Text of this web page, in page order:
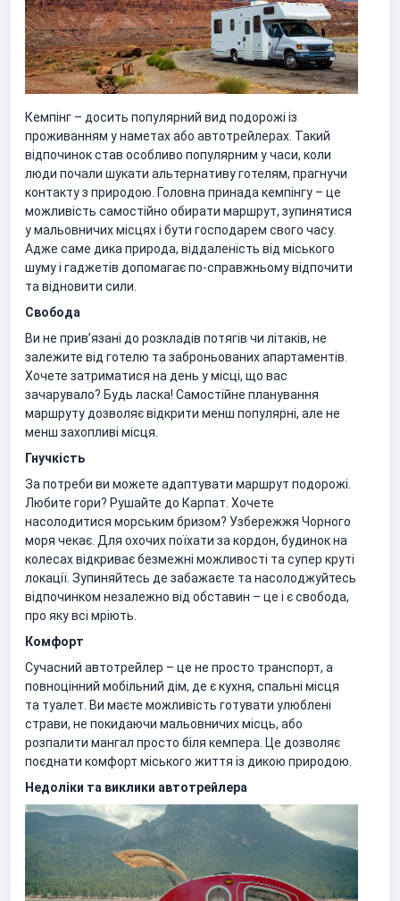
Кемпінг – досить популярний вид подорожі із
проживанням у наметах або автотрейлерах. Такий
відпочинок став особливо популярним у часи, коли
люди почали шукати альтернативу готелям, прагнучи
контакту з природою. Головна принада кемпінгу – це
можливість самостійно обирати маршрут, зупинятися
у мальовничих місцях і бути господарем свого часу.
Адже саме дика природа, віддаленість від міського
шуму і гаджетів допомагає по-справжньому відпочити
та відновити сили.
Свобода
Ви не прив’язані до розкладів потягів чи літаків, не
залежите від готелю та заброньованих апартаментів.
Хочете затриматися на день у місці, що вас
зачарувало? Будь ласка! Самостійне планування
маршруту дозволяє відкрити менш популярні, але не
менш захопливі місця.
Гнучкість
За потреби ви можете адаптувати маршрут подорожі.
Любите гори? Рушайте до Карпат. Хочете
насолодитися морським бризом? Узбережжя Чорного
моря чекає. Для охочих поїхати за кордон, будинок на
колесах відкриває безмежні можливості та супер круті
локації. Зупиняйтесь де забажаєте та насолоджуйтесь
відпочинком незалежно від обставин – це і є свобода,
про яку всі мріють.
Комфорт
Сучасний автотрейлер – це не просто транспорт, а
повноцінний мобільний дім, де є кухня, спальні місця
та туалет. Ви маєте можливість готувати улюблені
страви, не покидаючи мальовничих місць, або
розпалити мангал просто біля кемпера. Це дозволяє
поєднати комфорт міського життя із дикою природою.
Недоліки та виклики автотрейлера